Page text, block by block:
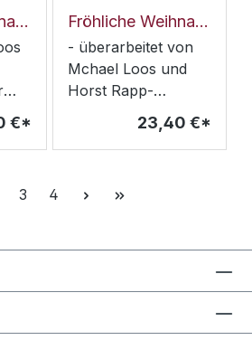
Fröhliche Weihnacht mit der Posaune+ CD*
€*
Fröhliche Weihnacht Tenorsaxophon+ CD*
- überarbeitet von
Mchael Loos und
Horst Rapp-
Weihnachtslieder für
Tenorsaxophon für
Solo, Duett oder
23,40 €*
Seite
3 Seite
4